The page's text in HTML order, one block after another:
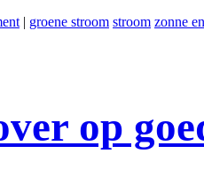
| groene stroom stroom zonne
op